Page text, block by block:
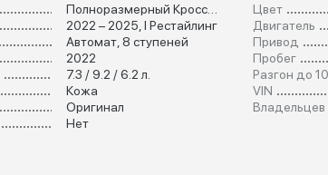
2022 – 2025, I Рестайлинг
Автомат, 8 ступеней
2022
7.3 / 9.2 / 6.2 л.
Кожа
Оригинал
Нет
Цвет
Двигатель
Привод
Пробег
Разгон до
VIN
Владельцев